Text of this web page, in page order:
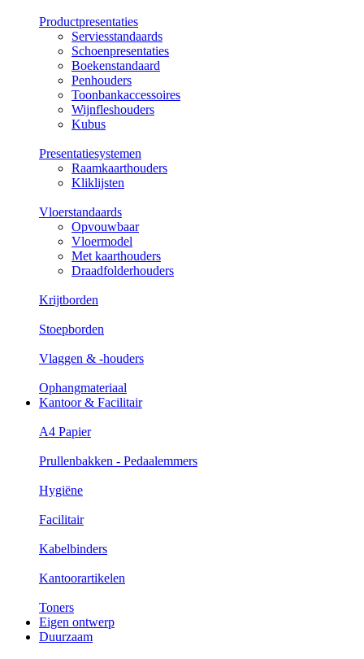
Productpresentaties
Serviesstandaards
Schoenpresentaties
Boekenstandaard
Penhouders
Toonbankaccessoires
Wijnfleshouders
Kubus
Presentatiesystemen
Raamkaarthouders
Kliklijsten
Vloerstandaards
Opvouwbaar
Vloermodel
Met kaarthouders
Draadfolderhouders
Krijtborden
Stoepborden
Vlaggen & -houders
Ophangmateriaal
Kantoor & Facilitair
A4 Papier
Prullenbakken - Pedaalemmers
Hygiëne
Facilitair
Kabelbinders
Kantoorartikelen
Toners
Eigen ontwerp
Duurzaam